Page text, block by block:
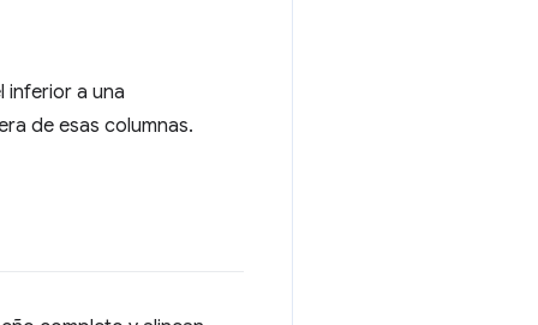
inferior a una
de esas columnas.